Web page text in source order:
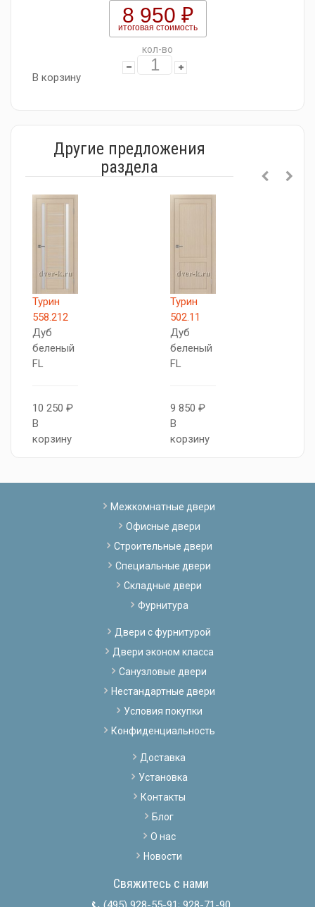
8 950 ₽
итоговая стоимость
кол-во
В корзину
Другие предложения
раздела
Турин
558.212
Дуб
беленый
FL
10 250 ₽
В
корзину
Турин
502.11
Дуб
беленый
FL
9 850 ₽
В
корзину
Межкомнатные двери
Офисные двери
Строительные двери
Специальные двери
Складные двери
Фурнитура
Двери с фурнитурой
Двери эконом класса
Санузловые двери
Нестандартные двери
Условия покупки
Конфиденциальность
Доставка
Установка
Контакты
Блог
О нас
Новости
Свяжитесь с нами